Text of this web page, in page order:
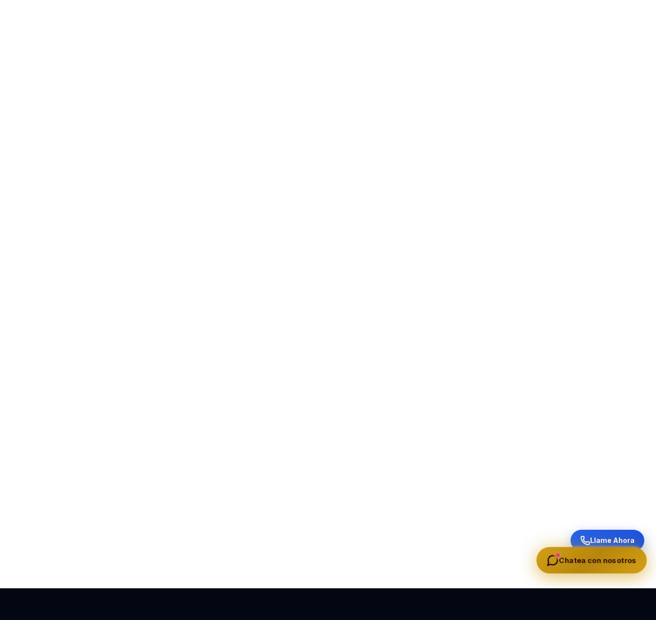
Llame Ahora
Chatea con nosotros